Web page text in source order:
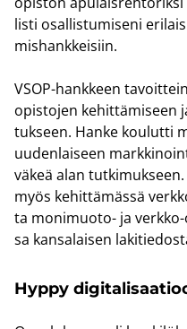
lis­ti osal­lis­tu­mi­se­ni
mis­hank­kei­siin.
VSOP-​hankkeen
opis­to­jen ke­hit­tä­mi­seen
tuk­seen. Hanke kou­lut­ti
uu­den­lai­seen
väkeä alan
myös ke­hit­tä­mäs­sä
ta monimuoto-​ ja
sa kan­sa­lai­sen
Hyppy